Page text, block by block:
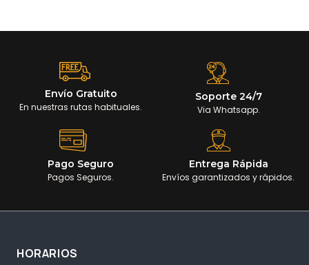
Envío Gratuito
En nuestras rutas habituales.
Soporte 24/7
Via Whatsapp.
Pago Seguro
Pagos Seguros.
Entrega Rápida
Envíos garantizados y rápidos.
HORARIOS